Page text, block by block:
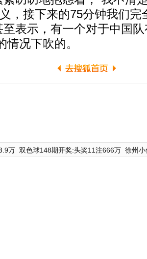
，接下来的75分钟我们完
至表示，有一个对于中国
情况下吹的。
万 双色球148期开奖:头奖11注666万 徐州